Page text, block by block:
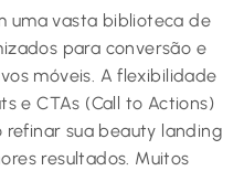
uma vasta biblioteca de
para conversão e
móveis. A flexibilidade
e CTAs (Call to Actions)
sua beauty landing
resultados. Muitos